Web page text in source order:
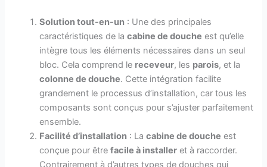
Solution tout-en-un : Une des principales
caractéristiques de lacabine de douche est qu’elle
intègre tous les éléments nécessaires dans un seul
bloc. Cela comprend le receveur, les parois, et la
colonne de douche. Cette intégration facilite
grandement le processus d’installation, car tous les
composants sont conçus pour s’ajuster parfaitement
ensemble.
Facilité d’installation : Lacabine de douche est
conçue pour êtrefacile à installer et à raccorder.
Contrairement à d’autres types de douches qui